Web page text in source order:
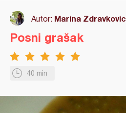
Autor: Marina Zdravkovic
40 min
Posni grašak